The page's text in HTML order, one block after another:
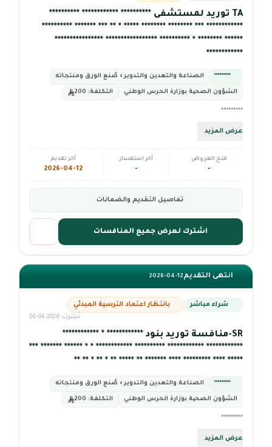
TA توريد لمستشفى ********** ************ **********
************ *** ******** ******** ***** * ** *** ******* **********
****** ******** * ********** ***************** ****************
************
********* الصناعة والتعدين والتدوير › صُنع الورق ومنتجاته
الشؤون الصحیة بوزارة الحرس الوطني التكلفة:
*********
عرض المزيد
فتح العروض
-
آخر استفسار
-
آخر تقديم
2026-04-12
تفاصيل التقديم والضمانات
اشترك لعرض جميع المنافسات
انتهى التقديم2026-04-12
شراء مباشر بانتظار اعتماد الترسية المبدئي
نُشرت 2026-04-06
SR-منافسة توريد بنود ************ * ************
************ ************ ********** ************ * * ****** ******* ***
***** **** ********* **** ******* ** ***** ** * ** * ** **
********* الصناعة والتعدين والتدوير › صُنع الورق ومنتجاته
الشؤون الصحیة بوزارة الحرس الوطني التكلفة:
*********
عرض المزيد